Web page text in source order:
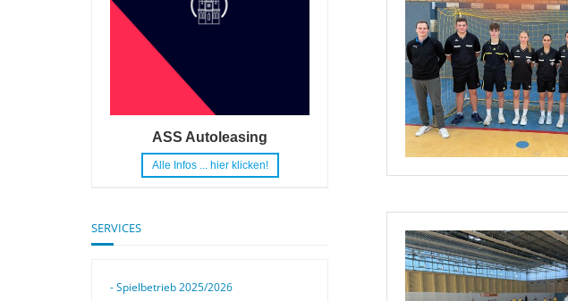
ASS Autoleasing
Alle Infos ... hier klicken!
SERVICES
- Spielbetrieb 2025/2026